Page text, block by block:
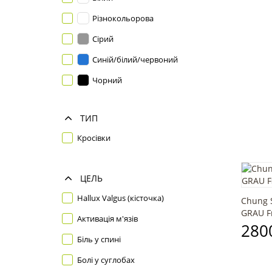
42.5
43
43.5
44.5
46
Різнокольорова
Сірий
Синій/білий/червоний
Чорний
ТИП
Кросівки
ЦЕЛЬ
Hallux Valgus (кісточка)
Активація м'язів
Біль у спині
Болі у суглобах
Chung
GRAU